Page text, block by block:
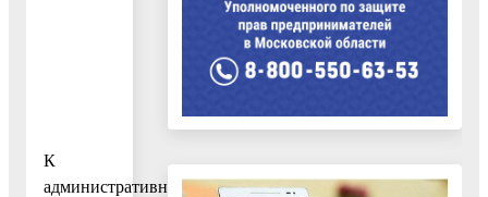
К
административной